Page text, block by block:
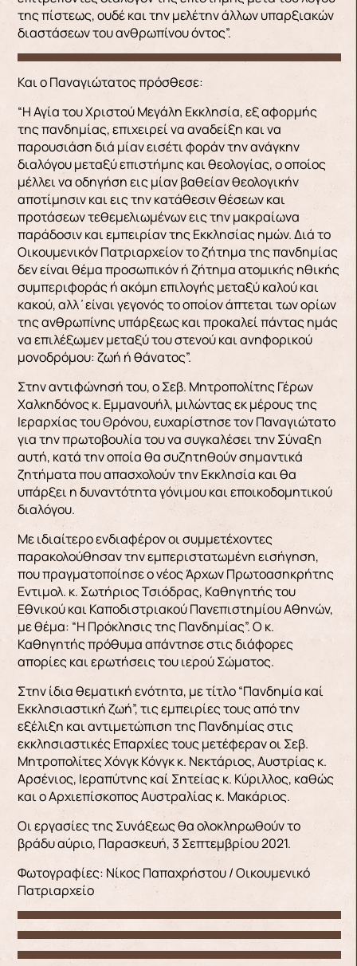
της πίστεως, ουδέ και την μελέτην άλλων υπαρξιακών
διαστάσεων του ανθρωπίνου όντος”.
Και ο Παναγιώτατος πρόσθεσε:
“Η Αγία του Χριστού Μεγάλη Εκκλησία, εξ αφορμής
της πανδημίας, επιχειρεί να αναδείξη και να
παρουσιάση διά μίαν εισέτι φοράν την ανάγκην
διαλόγου μεταξύ επιστήμης και θεολογίας, ο οποίος
μέλλει να οδηγήση εις μίαν βαθείαν θεολογικήν
αποτίμησιν και εις την κατάθεσιν θέσεων και
προτάσεων τεθεμελιωμένων εις την μακραίωνα
παράδοσιν και εμπειρίαν της Εκκλησίας ημών. Διά το
Οικουμενικόν Πατριαρχείον το ζήτημα της πανδημίας
δεν είναι θέμα προσωπικόν ή ζήτημα ατομικής ηθικής
συμπεριφοράς ή ακόμη επιλογής μεταξύ καλού και
κακού, αλλ᾽ είναι γεγονός το οποίον άπτεται των ορίων
της ανθρωπίνης υπάρξεως και προκαλεί πάντας ημάς
να επιλέξωμεν μεταξύ του στενού και ανηφορικού
μονοδρόμου: ζωή ή θάνατος”.
Στην αντιφώνησή του, ο Σεβ. Μητροπολίτης Γέρων
Χαλκηδόνος κ. Εμμανουήλ, μιλώντας εκ μέρους της
Ιεραρχίας του Θρόνου, ευχαρίστησε τον Παναγιώτατο
για την πρωτοβουλία του να συγκαλέσει την Σύναξη
αυτή, κατά την οποία θα συζητηθούν σημαντικά
ζητήματα που απασχολούν την Εκκλησία και θα
υπάρξει η δυναντότητα γόνιμου και εποικοδομητικού
διαλόγου.
Με ιδιαίτερο ενδιαφέρον οι συμμετέχοντες
παρακολούθησαν την εμπεριστατωμένη εισήγηση,
που πραγματοποίησε ο νέος Άρχων Πρωτοασηκρήτης
Εντιμολ. κ. Σωτήριος Τσιόδρας, Καθηγητής του
Εθνικού και Καποδιστριακού Πανεπιστημίου Αθηνών,
με θέμα: “Η Πρόκλησις της Πανδημίας”. Ο κ.
Καθηγητής πρόθυμα απάντησε στις διάφορες
απορίες και ερωτήσεις του ιερού Σώματος.
Στην ίδια θεματική ενότητα, με τίτλο “Πανδημία καί
Εκκλησιαστική ζωή”, τις εμπειρίες τους από την
εξέλιξη και αντιμετώπιση της Πανδημίας στις
εκκλησιαστικές Επαρχίες τους μετέφεραν οι Σεβ.
Μητροπολίτες Χόνγκ Κόνγκ κ. Νεκτάριος, Αυστρίας κ.
Αρσένιος, Ιεραπύτνης καί Σητείας κ. Κύριλλος, καθώς
και ο Αρχιεπίσκοπος Αυστραλίας κ. Μακάριος.
Οι εργασίες της Συνάξεως θα ολοκληρωθούν το
βράδυ αύριο, Παρασκευή, 3 Σεπτεμβρίου 2021.
Φωτογραφίες: Νίκος Παπαχρήστου / Οικουμενικό
Πατριαρχείο